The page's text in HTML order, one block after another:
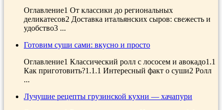
Оглавление1 От классики до региональных
деликатесов2 Доставка итальянских сыров: свежесть и
удобство3 ...
Готовим суши сами: вкусно и просто
Оглавление1 Классический ролл с лососем и авокадо1.1
Как приготовить?1.1.1 Интересный факт о суши2 Ролл
...
Лучушие рецепты грузинской кухни — хачапури